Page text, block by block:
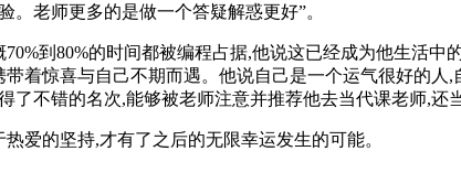
老师更多的是做一个答疑解惑更好”。
到80%的时间都被编程占据,他说这已经成为他生活
着惊喜与自己不期而遇。他说自己是一个运气很好的
不错的名次,能够被老师注意并推荐他去当代课老师,还
爱的坚持,才有了之后的无限幸运发生的可能。